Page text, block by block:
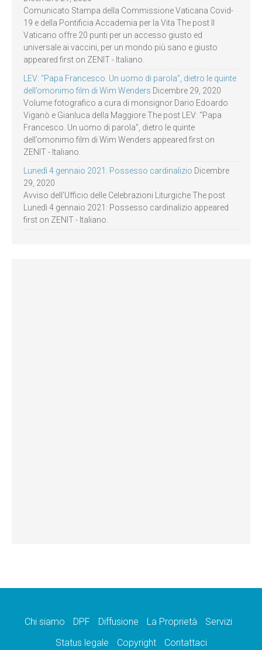
Comunicato Stampa della Commissione Vaticana Covid-
19 e della Pontificia Accademia per la Vita The post Il
Vaticano offre 20 punti per un accesso giusto ed
universale ai vaccini, per un mondo più sano e giusto
appeared first on ZENIT - Italiano.
LEV: “Papa Francesco. Un uomo di parola”, dietro le quinte
dell’omonimo film di Wim Wenders Dicembre 29, 2020
Volume fotografico a cura di monsignor Dario Edoardo
Viganò e Gianluca della Maggiore The post LEV: “Papa
Francesco. Un uomo di parola”, dietro le quinte
dell’omonimo film di Wim Wenders appeared first on
ZENIT - Italiano.
Lunedì 4 gennaio 2021: Possesso cardinalizio Dicembre
29, 2020
Avviso dell’Ufficio delle Celebrazioni Liturgiche The post
Lunedì 4 gennaio 2021: Possesso cardinalizio appeared
first on ZENIT - Italiano.
Chi siamo DPF Diffusione La Proprietà
Servizi
Status legale
Copyright Contattaci